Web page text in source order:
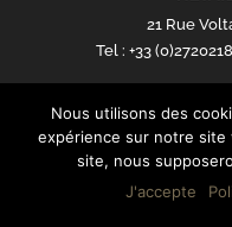
21 Rue
Tel : +33
Nous utilisons des
expérience sur notre site
site, nous
J'accepte